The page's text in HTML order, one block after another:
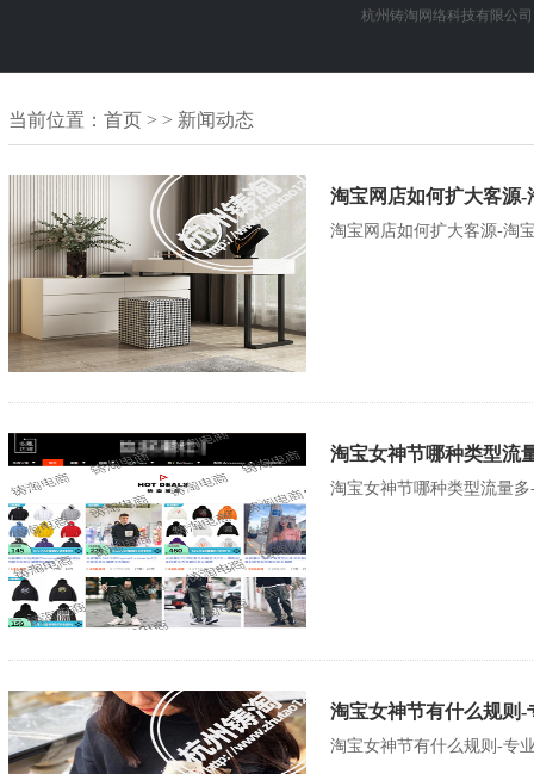
杭州铸淘网络科技有限公司
当前位置： 首页 > > 新闻动态
淘宝网店如何扩大客源
淘宝网店如何扩大客源-淘
淘宝女神节哪种类型流
淘宝女神节哪种类型流量
淘宝女神节有什么规则
淘宝女神节有什么规则-专